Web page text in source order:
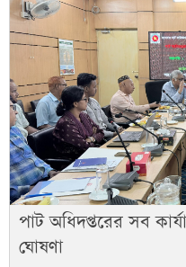
পাট অধিদপ্তরের সব
ঘোষণা